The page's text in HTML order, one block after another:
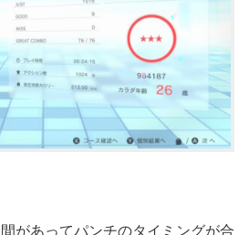
があってパンチのタイミングが合